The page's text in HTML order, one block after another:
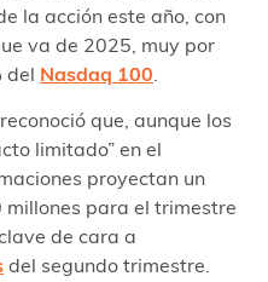
la acción este año, con
va de 2025, muy por
del Nasdaq 100
que, aunque los
limitado” en el
proyectan un
para el trimestre
de cara a
del segundo trimestre.